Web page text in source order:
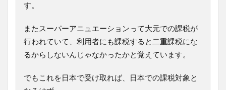
す。
またスーパーアニュエーションって大元での課税が
行われていて、利用者にも課税すると二重課税にな
るからしないんじゃなかったかと覚えています。
でもこれを日本で受け取れば、日本での課税対象と